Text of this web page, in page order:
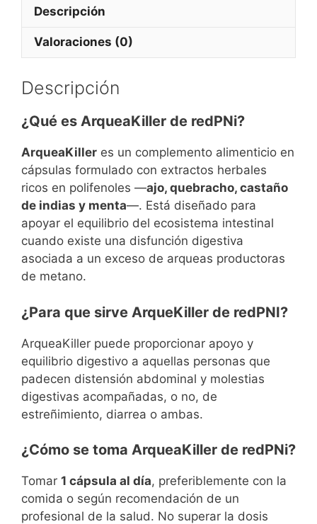
Descripción
Valoraciones (0)
Descripción
¿Qué es ArqueaKiller de redPNi?
ArqueaKiller es un complemento alimenticio en
cápsulas formulado con extractos herbales
ricos en polifenoles —ajo, quebracho, castaño
de indias y menta—. Está diseñado para
apoyar el equilibrio del ecosistema intestinal
cuando existe una disfunción digestiva
asociada a un exceso de arqueas productoras
de metano.
¿Para que sirve ArqueKiller de redPNI?
ArqueaKiller puede proporcionar apoyo y
equilibrio digestivo a aquellas personas que
padecen distensión abdominal y molestias
digestivas acompañadas, o no, de
estreñimiento, diarrea o ambas.
¿Cómo se toma ArqueaKiller de redPNi?
Tomar 1 cápsula al día, preferiblemente con la
comida o según recomendación de un
profesional de la salud. No superar la dosis